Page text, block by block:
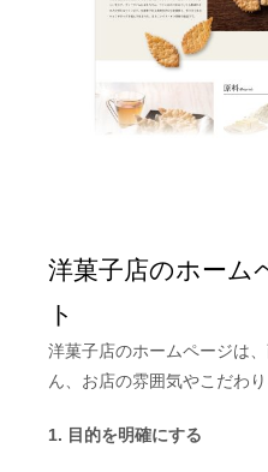
洋菓子店のホーム
ト
洋菓子店のホームページは
ん、お店の雰囲気やこだわ
1. 目的を明確にする